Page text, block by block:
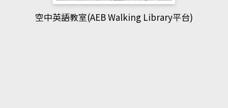
網管人(kono平台)